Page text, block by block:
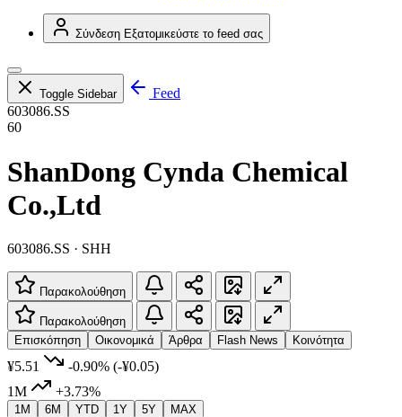
Σύνδεση Εξατομικεύστε το feed σας
Toggle Sidebar
Feed
603086.SS
60
ShanDong Cynda Chemical
Co.,Ltd
603086.SS · SHH
Παρακολούθηση
Παρακολούθηση
Επισκόπηση
Οικονομικά Άρθρα Flash News Κοινότητα
¥5.51 -0.90% (-¥0.05)
1M
+3.73%
1M 6M YTD 1Y 5Y MAX